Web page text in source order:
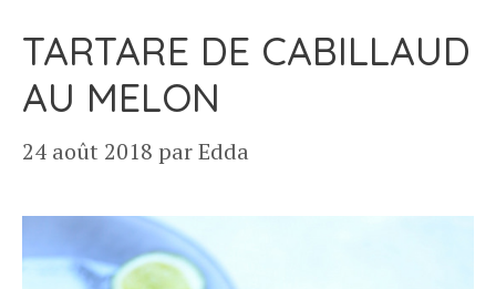
TARTARE DE CABILLAUD
AU MELON
24 août 2018 parEdda